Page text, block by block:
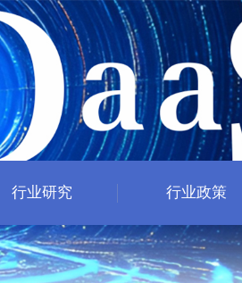
行业研究 行业政策